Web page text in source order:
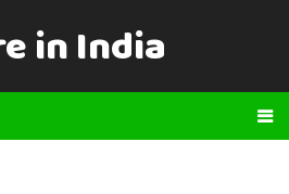
in India